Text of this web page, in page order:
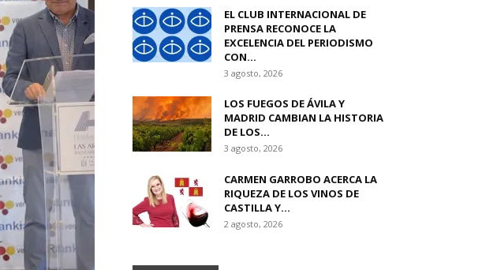
EL CLUB INTERNACIONAL DE
PRENSA RECONOCE LA
EXCELENCIA DEL PERIODISMO
CON...
3 agosto, 2026
LOS FUEGOS DE ÁVILA Y
MADRID CAMBIAN LA HISTORIA
DE LOS...
3 agosto, 2026
CARMEN GARROBO ACERCA LA
RIQUEZA DE LOS VINOS DE
CASTILLA Y...
2 agosto, 2026